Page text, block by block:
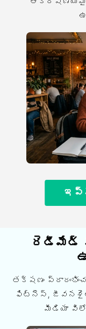
రెడీమేడ్
తక్షణం
ఫిట్నెస్,
మీడియా